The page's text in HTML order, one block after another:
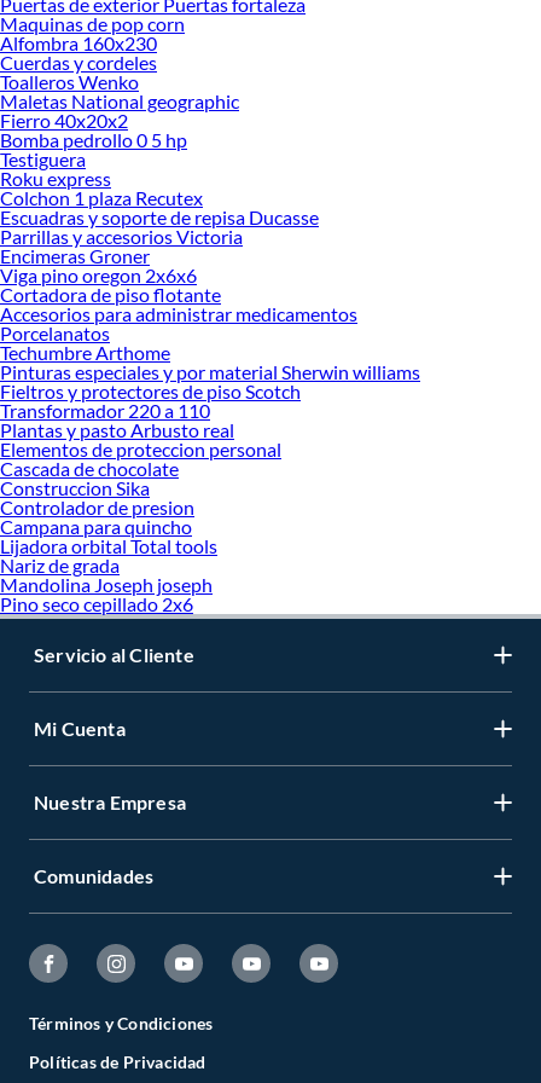
renovación de espacios. ¡Visítanos y descubre todo lo que tenemos para
ofrecerte!
Encuentra una amplia variedad de productos de Diluyentes, Solventes y
Limpiadores en Sodimac. Encuentra todo lo necesario para tus proyectos de
renovación y decoración. ¡Visítanos y haz tus ideas realidad!
Puertas de exterior Puertas fortaleza
Maquinas de pop corn
Alfombra 160x230
Cuerdas y cordeles
Toalleros Wenko
Maletas National geographic
Fierro 40x20x2
Bomba pedrollo 0 5 hp
Testiguera
Roku express
Colchon 1 plaza Recutex
Escuadras y soporte de repisa Ducasse
Parrillas y accesorios Victoria
Encimeras Groner
Viga pino oregon 2x6x6
Cortadora de piso flotante
Accesorios para administrar medicamentos
Porcelanatos
Techumbre Arthome
Pinturas especiales y por material Sherwin williams
Fieltros y protectores de piso Scotch
Transformador 220 a 110
Plantas y pasto Arbusto real
Elementos de proteccion personal
Cascada de chocolate
Construccion Sika
Controlador de presion
Campana para quincho
Lijadora orbital Total tools
Nariz de grada
Mandolina Joseph joseph
Pino seco cepillado 2x6
Servicio al Cliente
Mi Cuenta
Nuestra Empresa
Comunidades
Términos y Condiciones
Políticas de Privacidad